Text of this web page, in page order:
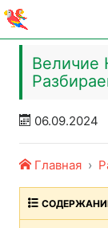
Величие
06.09.2024
Главная